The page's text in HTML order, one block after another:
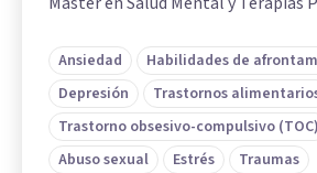
Ansiedad
Habilidades de
Depresión
Trastornos
Trastorno obsesivo-compulsivo (TOC)
Abuso sexual
Estrés Traumas